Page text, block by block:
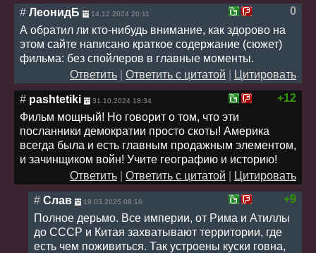
0
# ЛеонидБ 14.12.2024 20:11
А обратил ли кто-нибудь внимание, как здорово на
этом сайте написано краткое содержание (сюжет)
фильма: без спойлеров в главные моменты.
Ответить
Ответить с цитатой
Цитировать
+12
# pashtetiki 31.10.2024 18:34
Фильм мощный! Но говорит о том, что эти
посланники демократии просто скоты! Америка
всегда была и есть главным продажным элементом,
и зачинщиком войн! Учите географию и историю!
Ответить
Ответить с цитатой
Цитировать
+9
# Слав 19.03.2025 08:16
Полное дерьмо. Все империи, от Рима и Атиллы
до СССР и Китая захватывают территории, где
есть чем поживиться. Так устроены куски говна,